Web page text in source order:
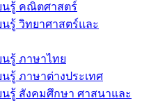
นรู้ คณิตศาสตร์
นรู้ วิทยาศาสตร์และ
นรู้ ภาษาไทย
รู้ ภาษาต่างประเทศ
นรู้ สังคมศึกษา ศาสนาและ